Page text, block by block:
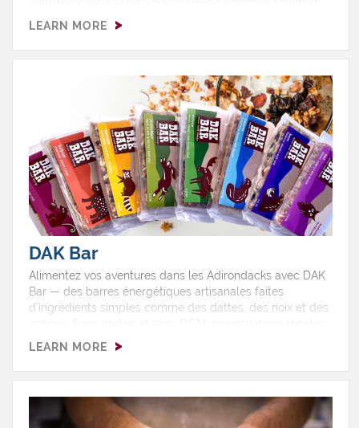
Honeycrisp, Corland et une nouvelle variété,
LEARN MORE
DAK Bar
Alimentez vos aventures dans les Adirondacks avec DAK
Bar — des barres énergétiques artisanales faites
d’ingrédients simples comme des dattes, des noix et des
sont parfaites pour la randonnée, le kayak ou
en gros et ne possède pas de boutique ni
barres dans des coopératives, marchés et détaillants
spécialisés de la région et d’ailleurs — faciles à emporter
LEARN MORE